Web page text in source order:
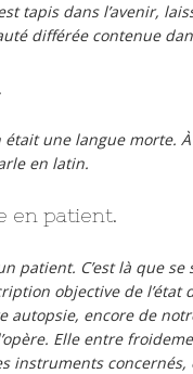
tapis dans l’avenir,
différée contenue
une langue morte.
en latin.
en patient.
patient. C’est là que
objective de l’état
autopsie, encore de
Elle entre
instruments concernés,